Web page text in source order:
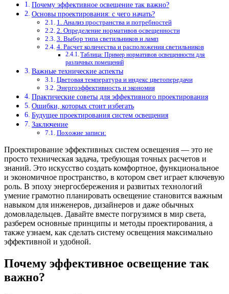
Почему эффективное освещение так важно?
Основы проектирования: с чего начать?
1. Анализ пространства и потребностей
2. Определение нормативов освещенности
3. Выбор типа светильников и ламп
4. Расчет количества и расположения светильников
Таблица: Пример нормативов освещенности для
различных помещений
Важные технические аспекты
Цветовая температура и индекс цветопередачи
Энергоэффективность и экономия
Практические советы для эффективного проектирования
Ошибки, которых стоит избегать
Будущее проектирования систем освещения
Заключение
Похожие записи:
Проектирование эффективных систем освещения — это не
просто техническая задача, требующая точных расчетов и
знаний. Это искусство создать комфортное, функциональное
и экономичное пространство, в котором свет играет ключевую
роль. В эпоху энергосбережения и развитых технологий
умение грамотно планировать освещение становится важным
навыком для инженеров, дизайнеров и даже обычных
домовладельцев. Давайте вместе погрузимся в мир света,
разберем основные принципы и методы проектирования, а
также узнаем, как сделать систему освещения максимально
эффективной и удобной.
Почему эффективное освещение так
важно?